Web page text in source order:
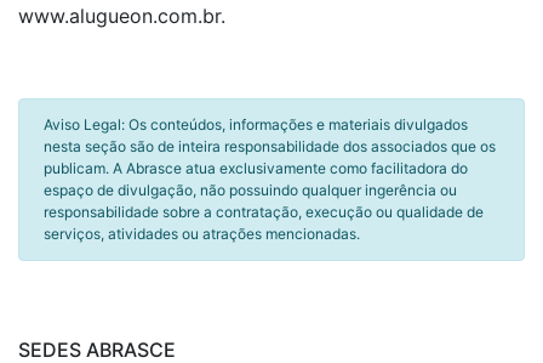
www.alugueon.com.br.
Aviso Legal: Os conteúdos, informações e materiais divulgados
nesta seção são de inteira responsabilidade dos associados que os
publicam. A Abrasce atua exclusivamente como facilitadora do
espaço de divulgação, não possuindo qualquer ingerência ou
responsabilidade sobre a contratação, execução ou qualidade de
serviços, atividades ou atrações mencionadas.
SEDES ABRASCE